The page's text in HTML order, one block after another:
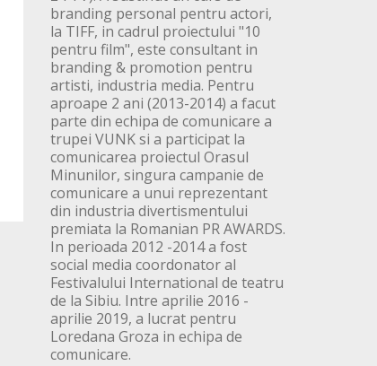
branding personal pentru actori,
la TIFF, in cadrul proiectului "10
pentru film", este consultant in
branding & promotion pentru
artisti, industria media. Pentru
aproape 2 ani (2013-2014) a facut
parte din echipa de comunicare a
trupei VUNK si a participat la
comunicarea proiectul Orasul
Minunilor, singura campanie de
comunicare a unui reprezentant
din industria divertismentului
premiata la Romanian PR AWARDS.
In perioada 2012 -2014 a fost
social media coordonator al
Festivalului International de teatru
de la Sibiu. Intre aprilie 2016 -
aprilie 2019, a lucrat pentru
Loredana Groza in echipa de
comunicare.